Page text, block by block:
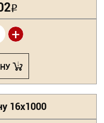
Р
+
16х1000